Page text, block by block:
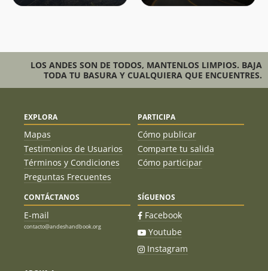
LOS ANDES SON DE TODOS, MANTENLOS LIMPIOS. BAJA
TODA TU BASURA Y CUALQUIERA QUE ENCUENTRES.
EXPLORA
Mapas
Testimonios de Usuarios
Términos y Condiciones
Preguntas Frecuentes
PARTICIPA
Cómo publicar
Comparte tu salida
Cómo participar
CONTÁCTANOS
E-mail
contacto@andeshandbook.org
SÍGUENOS
Facebook
Youtube
Instagram